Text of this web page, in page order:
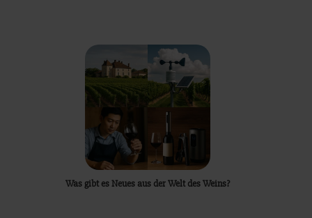
Was gibt es Neues aus der Welt des Weins?